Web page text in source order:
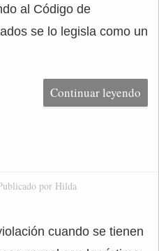
al Código de
se lo legisla como un
Continuar leyendo
por Hilda
cuando se tienen